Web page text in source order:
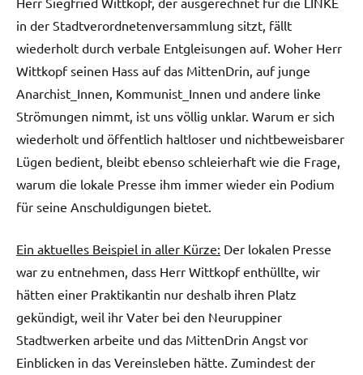
in der Stadtverordnetenversammlung sitzt, fällt
wiederholt durch verbale Entgleisungen auf. Woher Herr
Wittkopf seinen Hass auf das MittenDrin, auf junge
Anarchist_Innen, Kommunist_Innen und andere linke
Strömungen nimmt, ist uns völlig unklar. Warum er sich
wiederholt und öffentlich haltloser und nichtbeweisbarer
Lügen bedient, bleibt ebenso schleierhaft wie die Frage,
warum die lokale Presse ihm immer wieder ein Podium
für seine Anschuldigungen bietet.
Ein aktuelles Beispiel in aller Kürze: Der lokalen Presse
war zu entnehmen, dass Herr Wittkopf enthüllte, wir
hätten einer Praktikantin nur deshalb ihren Platz
gekündigt, weil ihr Vater bei den Neuruppiner
Stadtwerken arbeite und das MittenDrin Angst vor
Einblicken in das Vereinsleben hätte. Zumindest der